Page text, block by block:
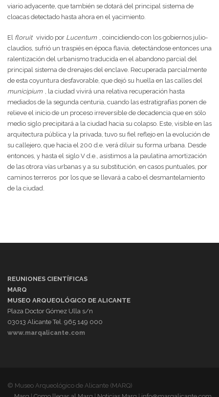
viario adyacente, que también se dotará del principal sistema de
cloacas detectado hasta ahora en el yacimiento.
El floruit vivido por Lucentum , coincidiendo con los gobiernos julio-
claudios, sufrió un traspiés en época flavia, detectándose entonces una
ralentización del urbanismo traducida en el abandono parcial del
principal sistema de drenajes del enclave. Recuperada parcialmente
de esta coyuntura desfavorable, que dejó su huella en las calles del
municipium , la ciudad vivirá una relativa recuperación hasta
mediados de la segunda centuria, cuando las estratigrafías ponen de
relieve el inicio de un proceso irreversible de decadencia que en sólo
medio siglo precipitará a la ciudad hacia su colapso. Este, visible en las
arquitectura pública y la privada, tuvo su fiel reflejo en la evolución de
su callejero, que hacia el 200 d.e. verá diluir su forma urbana. Desde
entonces, y hasta el siglo V d.e., asistimos a la paulatina amortización
de las otrora vías urbanas y a su substitución, en casos puntuales, por
caminos terreros por los que se llevará a cabo el desmantelamiento
de la ciudad.
REUNIONES CIENTÍFICAS
MARQ
MUSEO ARQUEOLÓGICO DE ALICANTE
Plaza Doctor Gómez Ulla s/n
03013 Alicante Tel. 965 149 000
www.marqalicante.com
© Museo Arqueológico de Alicante (MARQ)